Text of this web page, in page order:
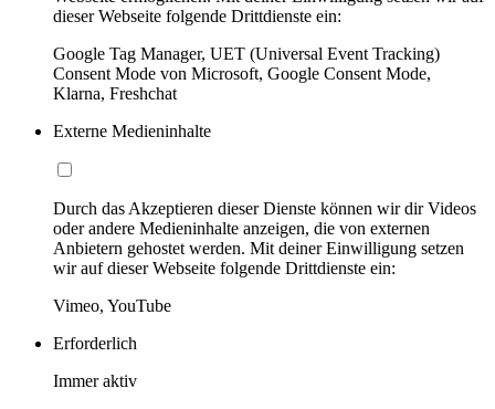
dieser Webseite folgende Drittdienste ein:
Google Tag Manager, UET (Universal Event Tracking)
Consent Mode von Microsoft, Google Consent Mode,
Klarna, Freshchat
Externe Medieninhalte
Durch das Akzeptieren dieser Dienste können wir dir Videos
oder andere Medieninhalte anzeigen, die von externen
Anbietern gehostet werden. Mit deiner Einwilligung setzen
wir auf dieser Webseite folgende Drittdienste ein:
Vimeo, YouTube
Erforderlich
Immer aktiv